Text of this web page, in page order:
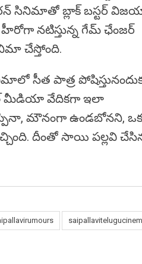
సినిమాతో బ్లాక్ బస్టర్
నటిస్తున్న గేమ్ ఛేంజర్
చేస్తోంది.
సీత పాత్ర
మీడియా వేదికగా ఇలా
మౌనంగా ఉండబోనని,
దీంతో సాయి పల్లవి